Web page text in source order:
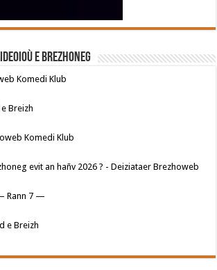
e brezhoneg
Komedi Klub
Breizh
Komedi Klub
evit an hañv 2026 ? - Deiziataer Brezhoweb
Rann 7 —
e Breizh